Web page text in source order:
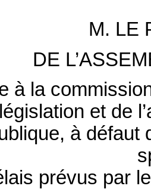
M. LE
DE
à la
législation et de
à défaut
prévus par